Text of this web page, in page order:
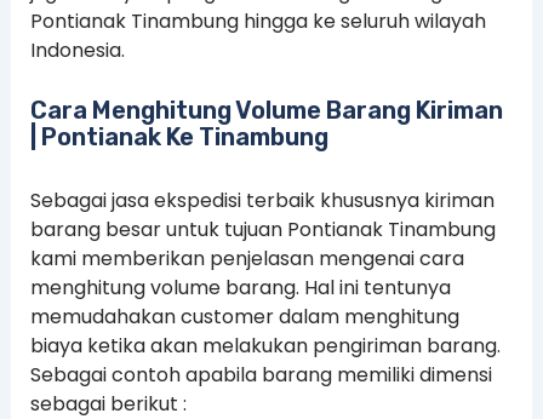
Pontianak Tinambung hingga ke seluruh wilayah
Indonesia.
Cara Menghitung Volume Barang Kiriman
| Pontianak Ke Tinambung
Sebagai jasa ekspedisi terbaik khususnya kiriman
barang besar untuk tujuan Pontianak Tinambung
kami memberikan penjelasan mengenai cara
menghitung volume barang. Hal ini tentunya
memudahakan customer dalam menghitung
biaya ketika akan melakukan pengiriman barang.
Sebagai contoh apabila barang memiliki dimensi
sebagai berikut :